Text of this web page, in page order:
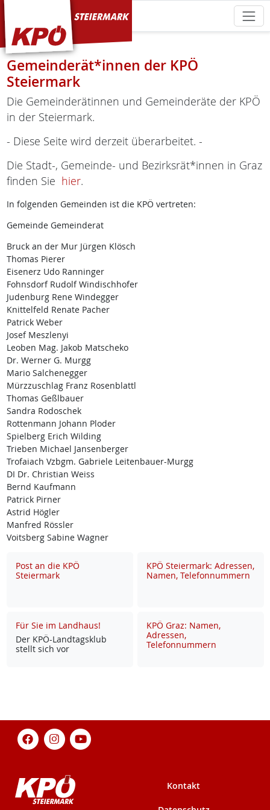
KPÖ Steiermark
Gemeinderät*innen der KPÖ
Steiermark
Die Gemeinderätinnen und Gemeinderäte der KPÖ
in der Steiermark.
- Diese Seite wird derzeit überarbeitet. -
Die Stadt-, Gemeinde- und Bezirksrät*innen in Graz
finden Sie hier.
In folgenden Gemeinden ist die KPÖ vertreten:
Gemeinde Gemeinderat
Bruck an der Mur Jürgen Klösch
Thomas Pierer
Eisenerz Udo Ranninger
Fohnsdorf Rudolf Windischhofer
Judenburg Rene Windegger
Knittelfeld Renate Pacher
Patrick Weber
Josef Meszlenyi
Leoben Mag. Jakob Matscheko
Dr. Werner G. Murgg
Mario Salchenegger
Mürzzuschlag Franz Rosenblattl
Thomas Geßlbauer
Sandra Rodoschek
Rottenmann Johann Ploder
Spielberg Erich Wilding
Trieben Michael Jansenberger
Trofaiach Vzbgm. Gabriele Leitenbauer-Murgg
DI Dr. Christian Weiss
Bernd Kaufmann
Patrick Pirner
Astrid Högler
Manfred Rössler
Voitsberg Sabine Wagner
Post an die KPÖ
Steiermark
KPÖ Steiermark: Adressen,
Namen, Telefonnummern
Für Sie im Landhaus!
Der KPÖ-Land­tags­klub
stellt sich vor
KPÖ Graz: Namen,
Adressen,
Telefonnummern
Kontakt